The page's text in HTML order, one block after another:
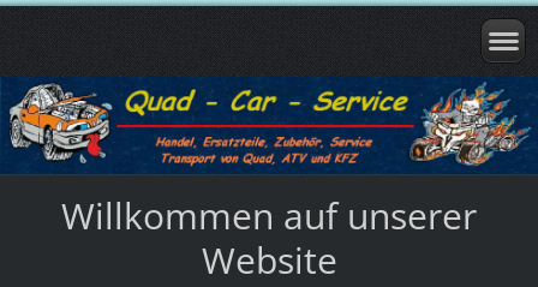
Willkommen auf unserer
Website